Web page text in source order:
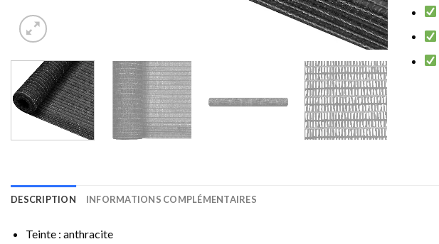
DESCRIPTION INFORMATIONS COMPLÉMENTAIRES
Teinte : anthracite